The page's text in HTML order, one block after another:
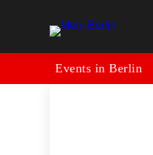
Events in Berlin